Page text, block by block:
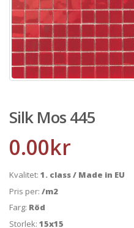
Silk Mos 445
0.00kr
Kvalitet: 1. class / Made in EU
Pris per: /m2
Farg: Röd
Storlek: 15x15